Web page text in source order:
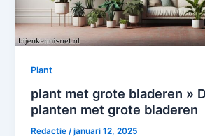
Plant
plant met grote bladeren »
planten met grote bladeren
Redactie/januari 12, 2025